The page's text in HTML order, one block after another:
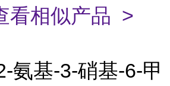
看相似产品 >
氨基-3-硝基-6-甲